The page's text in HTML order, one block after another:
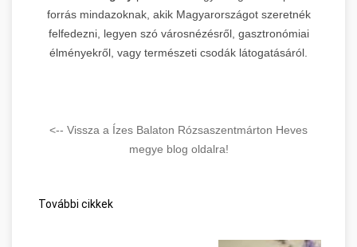
forrás mindazoknak, akik Magyarországot szeretnék
felfedezni, legyen szó városnézésről, gasztronómiai
élményekről, vagy természeti csodák látogatásáról.
<-- Vissza a Ízes Balaton Rózsaszentmárton Heves
megye blog oldalra!
További cikkek